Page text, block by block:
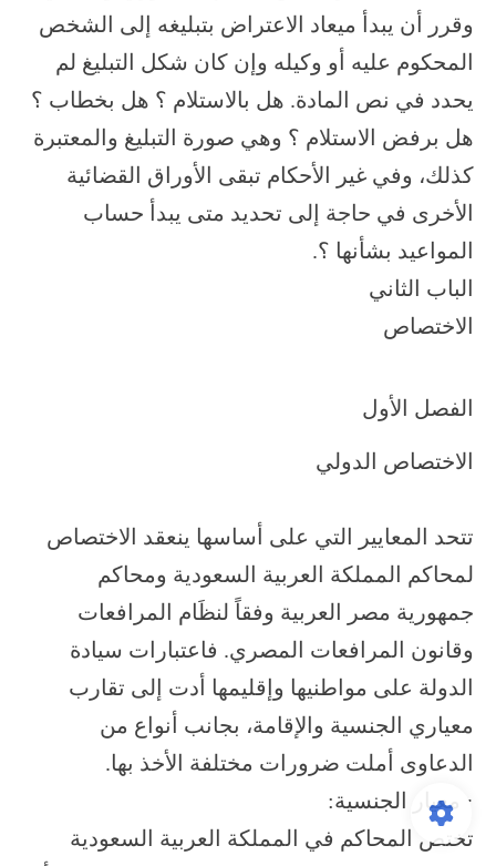
وقرر أن يبدأ ميعاد الاعتراض بتبليغه إلى الشخص
المحكوم عليه أو وكيله وإن كان شكل التبليغ لم
يحدد في نص المادة. هل بالاستلام ؟ هل بخطاب ؟
هل برفض الاستلام ؟ وهي صورة التبليغ والمعتبرة
كذلك، وفي غير الأحكام تبقى الأوراق القضائية
الأخرى في حاجة إلى تحديد متى يبدأ حساب
المواعيد بشأنها ؟.
الباب الثاني
الاختصاص
الفصل الأول
الاختصاص الدولي
تتحد المعايير التي على أساسها ينعقد الاختصاص
لمحاكم المملكة العربية السعودية ومحاكم
جمهورية مصر العربية وفقاً لنظَام المرافعات
وقانون المرافعات المصري. فاعتبارات سيادة
الدولة على مواطنيها وإقليمها أدت إلى تقارب
معياري الجنسية والإقامة، بجانب أنواع من
الدعاوى أملت ضرورات مختلفة الأخذ بها.
· معيار الجنسية:
تختص المحاكم في المملكة العربية السعودية